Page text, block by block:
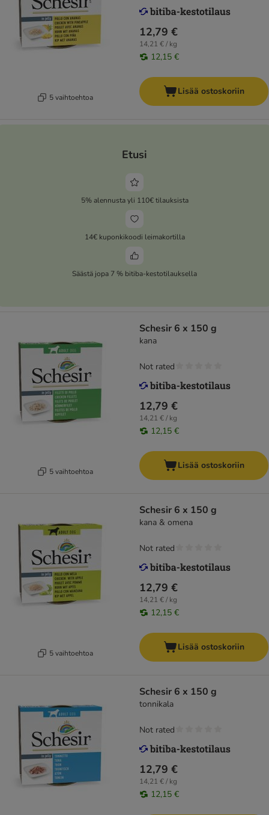
5 vaihtoehtoa
12,79 €
14,21 € / kg
12,15 €
Lisää ostoskoriin
Etusi
5% alennusta yli 110€ tilauksista
14€ kuponkikoodi leimakortilla
Säästä jopa 7 % bitiba-kestotilauksella
5 vaihtoehtoa
Schesir 6 x 150 g
kana
12,79 €
14,21 € / kg
12,15 €
Not rated
Lisää ostoskoriin
5 vaihtoehtoa
Schesir 6 x 150 g
kana & omena
12,79 €
14,21 € / kg
12,15 €
Not rated
Lisää ostoskoriin
Schesir 6 x 150 g
tonnikala
12,79 €
14,21 € / kg
12,15 €
Not rated